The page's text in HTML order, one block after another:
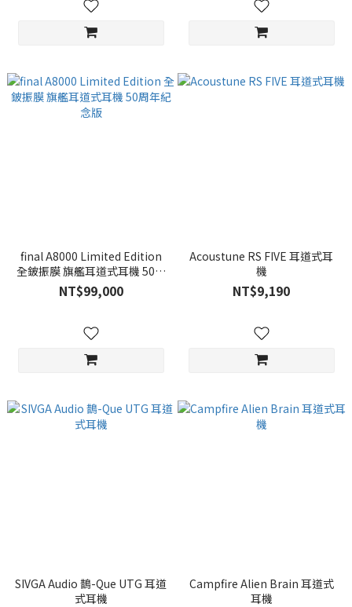
final A8000 Limited Edition
全鈹振膜 旗艦耳道式耳機 50周
年紀念版
NT$99,000
Acoustune RS FIVE 耳道式耳
機
NT$9,190
SIVGA Audio 鵲-Que UTG 耳道
式耳機
Campfire Alien Brain 耳道式
耳機